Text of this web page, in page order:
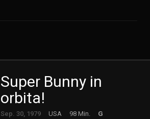
Super Bunny in
orbita!
Sep. 30, 1979 USA 98 Min.
G